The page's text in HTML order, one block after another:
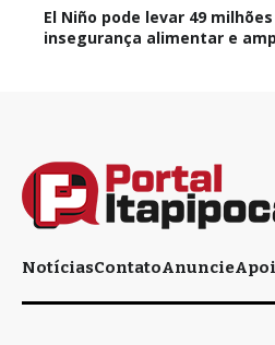
El Niño pode levar 49
insegurança alimentar e
NotíciasContatoAnuncie